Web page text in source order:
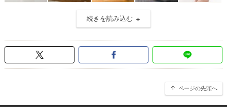
続きを読み込む
ページの先頭へ